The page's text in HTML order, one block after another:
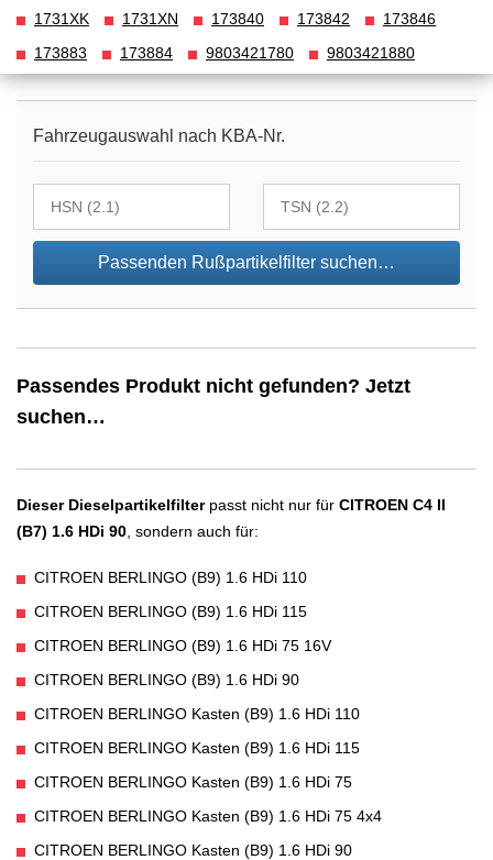
1731XK 1731XN 173840 173842
173846
173883
173884 9803421780 9803421880
Fahrzeugauswahl nach KBA-Nr.
Passenden Rußpartikelfilter suchen…
Passendes Produkt nicht gefunden? Jetzt
suchen…
Dieser Dieselpartikelfilterpasst nicht nur für CITROEN C4 II
(B7) 1.6 HDi 90, sondern auch für:
CITROEN BERLINGO (B9) 1.6 HDi 110
CITROEN BERLINGO (B9) 1.6 HDi 115
CITROEN BERLINGO (B9) 1.6 HDi 75 16V
CITROEN BERLINGO (B9) 1.6 HDi 90
CITROEN BERLINGO Kasten (B9) 1.6 HDi 110
CITROEN BERLINGO Kasten (B9) 1.6 HDi 115
CITROEN BERLINGO Kasten (B9) 1.6 HDi 75
CITROEN BERLINGO Kasten (B9) 1.6 HDi 75 4x4
CITROEN BERLINGO Kasten (B9) 1.6 HDi 90